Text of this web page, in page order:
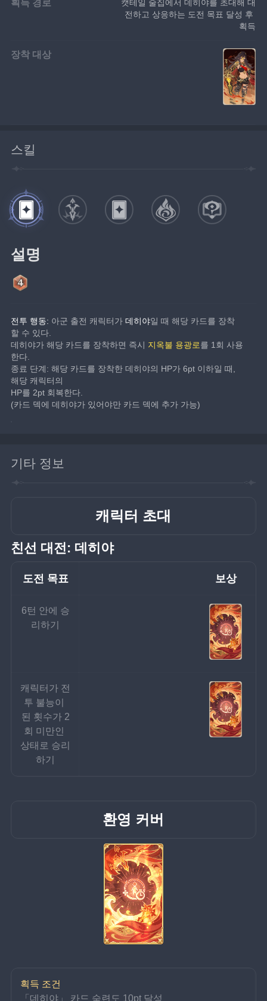
획득 경로
캣테일 술집에서 데히야를 초대해 대
전하고 상응하는 도전 목표 달성 후
획득
장착 대상
스킬
설명
전투 행동: 아군 출전 캐릭터가 데히야일 때 해당 카드를 장착
할 수 있다.
데히야가 해당 카드를 장착하면 즉시 지옥불 용광로를 1회 사용
한다.
종료 단계: 해당 카드를 장착한 데히야의 HP가 6pt 이하일 때,
해당 캐릭터의
HP를 2pt 회복한다.
(카드 덱에 데히야가 있어야만 카드 덱에 추가 가능)
기타 정보
캐릭터 초대
친선 대전: 데히야
도전 목표 보상
6턴 안에 승
리하기
캐릭터가 전
투 불능이
된 횟수가 2
회 미만인
상태로 승리
하기
환영 커버
획득 조건
「데히야」 카드 숙련도 10pt 달성